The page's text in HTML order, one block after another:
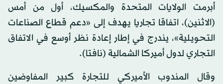
أبرمت الولايات المتحدة والمكسيك، أول من أمس
(الاثنين)، اتفاقا تجاريا يهدف إلى «دعم قطاع الصناعات
التحويلية»، يندرج في إطار إعادة نظر أوسع في الاتفاق
التجاري لدول أميركا الشمالية (نافتا).
وقال المندوب الأميركي للتجارة كبير المفاوضين